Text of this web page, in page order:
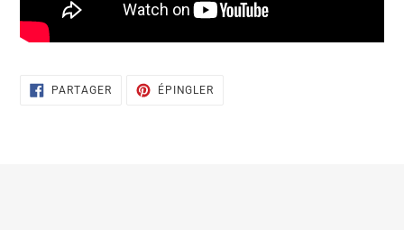
PARTAGERPARTAGER
SUR
ÉPINGLER